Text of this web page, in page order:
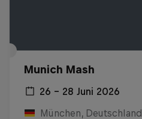
Munich Mash
26 – 28 Juni 2026
München, Deutschland